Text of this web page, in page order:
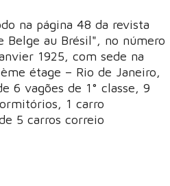
na página 48 da revista
Belge au Brésil", no número
1925, com sede na
étage – Rio de Janeiro,
6 vagões de 1° classe, 9
1 carro
5 carros correio